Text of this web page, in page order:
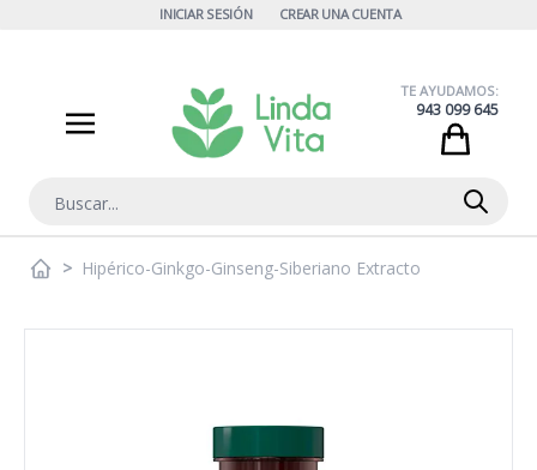
INICIAR SESIÓN CREAR UNA CUENTA
Buscar
TE AYUDAMOS:
943 099 645
> Hipérico-Ginkgo-Ginseng-Siberiano Extracto